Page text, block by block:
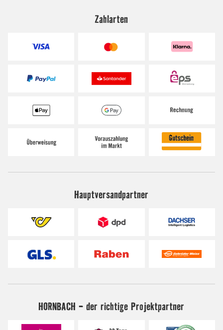
Zahlarten
Hauptversandpartner
HORNBACH - der richtige Projektpartner